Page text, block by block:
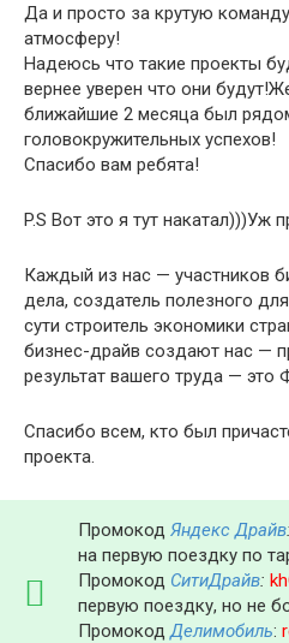
Да и просто за крутую
атмосферу!
Надеюсь что такие проекты
вернее уверен что они
ближайшие 2 месяца был
головокружительных успехов!
Спасибо вам ребята!
P.S Вот это я тут накатал)))Уж
Каждый из нас — участников
дела, создатель полезного
сути строитель экономики
бизнес-драйв создают нас —
результат вашего труда —
Спасибо всем, кто был
проекта.
Промокод Яндекс Драйв:
на первую поездку по
Промокод СитиДрайв:
первую поездку, но не
ПромокодДелимобиль: